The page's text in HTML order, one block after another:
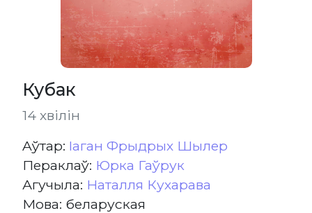
Кубак
14 хвілін
Aўтар: Iаган Фрыдрых Шылер
Пераклаў: Юрка Гаўрук
Агучыла: Наталля Кухарава
Мова: беларуская